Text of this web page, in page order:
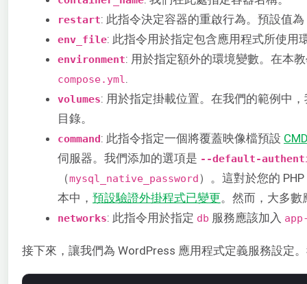
restart: 此指令決定容器的重啟行為。預設值為
env_file: 此指令用於指定包含應用程式所使用
environment: 用於指定額外的環境變數。在本
compose.yml .
volumes: 用於指定掛載位置。在我們的範例中
目錄。
command: 此指令指定一個將覆蓋映像檔預設
伺服器。我們添加的選項是 --default-
（mysql_native_password）。這對於您的
本中， 預設驗證外掛程式已變更。然而，大多數
networks: 此指令用於指定 db 服務應該加入
接下來，讓我們為 WordPress 應用程式定義服務設定